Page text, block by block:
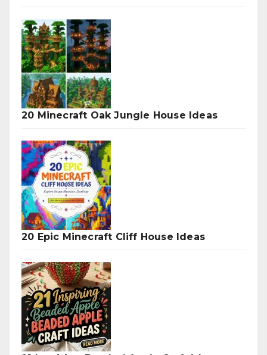
20 Minecraft Oak Jungle House Ideas
20 Epic Minecraft Cliff House Ideas